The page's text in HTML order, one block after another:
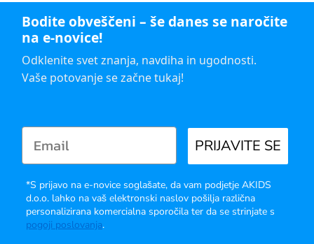
Bodite obveščeni – še danes se naročite
na e-novice!
Odklenite svet znanja, navdiha in ugodnosti.
Vaše potovanje se začne tukaj!
PRIJAVITE SE
*S prijavo na e-novice soglašate, da vam podjetje AKIDS
d.o.o. lahko na vaš elektronski naslov pošilja različna
personalizirana komercialna sporočila ter da se strinjate s
pogoji poslovanja.